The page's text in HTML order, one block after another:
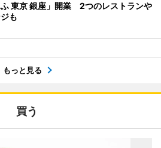
東京 銀座」開業 2つのレストランや
も
もっと見る
買う